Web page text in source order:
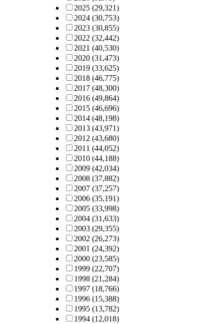
2025 (29,321)
2024 (30,753)
2023 (30,855)
2022 (32,442)
2021 (40,530)
2020 (31,473)
2019 (33,625)
2018 (46,775)
2017 (48,300)
2016 (49,864)
2015 (46,696)
2014 (48,198)
2013 (43,971)
2012 (43,680)
2011 (44,052)
2010 (44,188)
2009 (42,034)
2008 (37,882)
2007 (37,257)
2006 (35,191)
2005 (33,998)
2004 (31,633)
2003 (29,355)
2002 (26,273)
2001 (24,392)
2000 (23,585)
1999 (22,707)
1998 (21,284)
1997 (18,766)
1996 (15,388)
1995 (13,782)
1994 (12,018)